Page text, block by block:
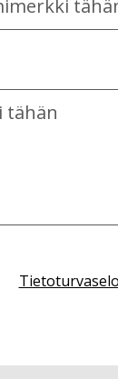
and